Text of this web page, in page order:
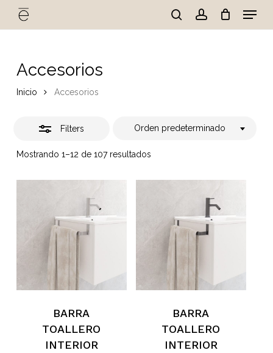
searchaccount
Menu
Cart Close
Accesorios
Inicio Accesorios
Filters
Mostrando 1–12 de 107 resultados
Orden predeterminado
BARRA
TOALLERO
INTERIOR
BARRA
TOALLERO
INTERIOR
Close